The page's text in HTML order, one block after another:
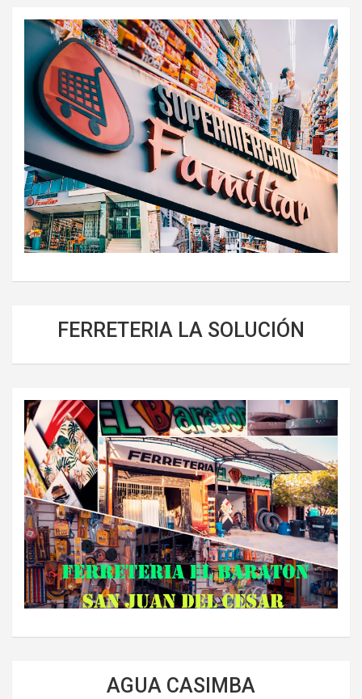
FERRETERIA LA SOLUCIÓN
AGUA CASIMBA